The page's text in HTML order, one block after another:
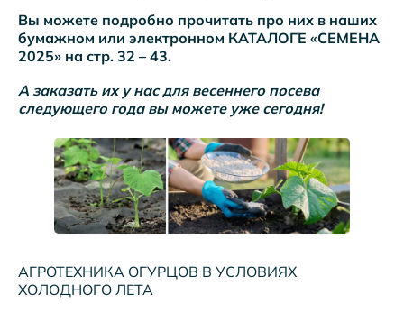
Вы можете подробно прочитать про них в наших
бумажном или электронном КАТАЛОГЕ «СЕМЕНА
2025» на стр. 32 – 43.
А заказать их у нас для весеннего посева
следующего года вы можете уже сегодня!
АГРОТЕХНИКА ОГУРЦОВ В УСЛОВИЯХ
ХОЛОДНОГО ЛЕТА